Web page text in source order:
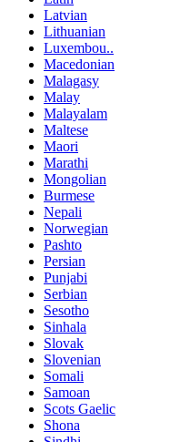
Latvian
Lithuanian
Luxembou..
Macedonian
Malagasy
Malay
Malayalam
Maltese
Maori
Marathi
Mongolian
Burmese
Nepali
Norwegian
Pashto
Persian
Punjabi
Serbian
Sesotho
Sinhala
Slovak
Slovenian
Somali
Samoan
Scots Gaelic
Shona